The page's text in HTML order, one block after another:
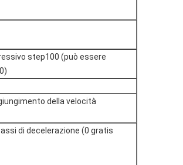
step100 (può essere
della velocità
di decelerazione (0 gratis